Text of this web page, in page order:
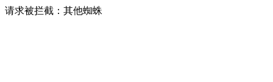
请求被拦截：其他蜘蛛